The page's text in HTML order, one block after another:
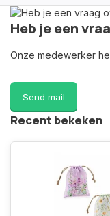
Heb je een
Onze medewerker
Send mail
Recent bekeken